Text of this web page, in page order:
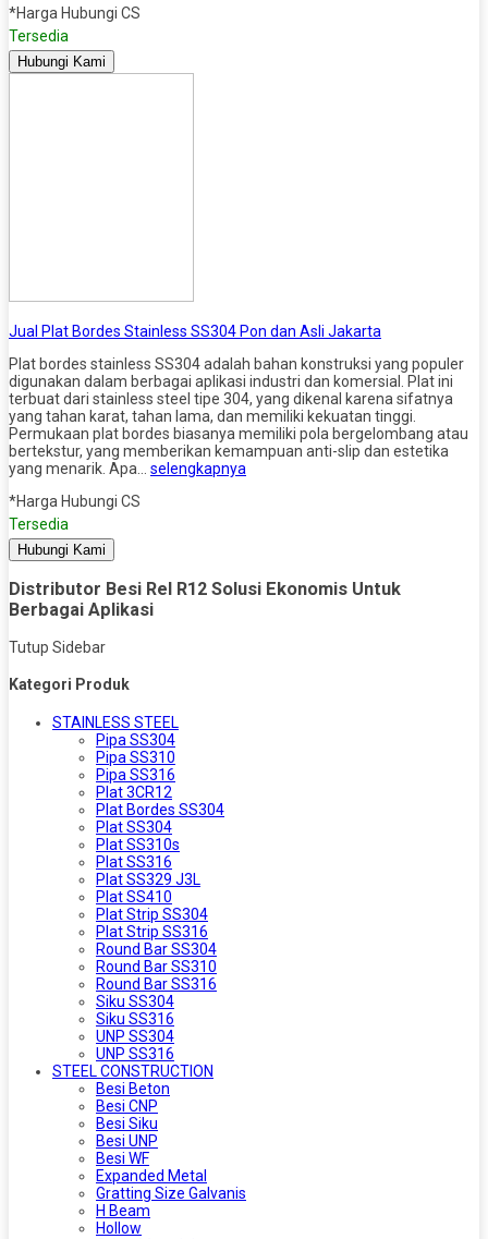
*Harga Hubungi CS
Tersedia
Hubungi Kami
Jual Plat Bordes Stainless SS304 Pon dan Asli Jakarta
Plat bordes stainless SS304 adalah bahan konstruksi yang populer
digunakan dalam berbagai aplikasi industri dan komersial. Plat ini
terbuat dari stainless steel tipe 304, yang dikenal karena sifatnya
yang tahan karat, tahan lama, dan memiliki kekuatan tinggi.
Permukaan plat bordes biasanya memiliki pola bergelombang atau
bertekstur, yang memberikan kemampuan anti-slip dan estetika
yang menarik. Apa… selengkapnya
*Harga Hubungi CS
Tersedia
Hubungi Kami
Distributor Besi Rel R12 Solusi Ekonomis Untuk
Berbagai Aplikasi
Tutup Sidebar
Kategori Produk
STAINLESS STEEL
Pipa SS304
Pipa SS310
Pipa SS316
Plat 3CR12
Plat Bordes SS304
Plat SS304
Plat SS310s
Plat SS316
Plat SS329 J3L
Plat SS410
Plat Strip SS304
Plat Strip SS316
Round Bar SS304
Round Bar SS310
Round Bar SS316
Siku SS304
Siku SS316
UNP SS304
UNP SS316
STEEL CONSTRUCTION
Besi Beton
Besi CNP
Besi Siku
Besi UNP
Besi WF
Expanded Metal
Gratting Size Galvanis
H Beam
Hollow